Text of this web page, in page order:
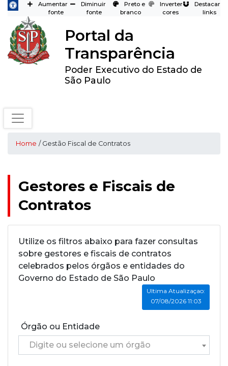
Aumentar
fonte
Diminuir
fonte
Preto e
branco
Inverter
cores
Destacar
links
Portal da
Transparência
Poder Executivo do Estado de
São Paulo
Home / Gestão Fiscal de Contratos
Gestores e Fiscais de
Contratos
Utilize os filtros abaixo para fazer consultas
sobre gestores e fiscais de contratos
celebrados pelos órgãos e entidades do
Governo do Estado de São Paulo
Ultima Atualizaçao:
07/08/2026 11:03
Órgão ou Entidade
Digite ou selecione um órgão